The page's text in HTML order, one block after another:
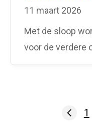
11 maart 2026
Met de sloop
voor de verdere
1